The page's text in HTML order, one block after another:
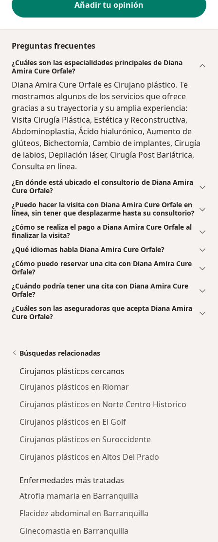
Añadir tu opinión
Preguntas frecuentes
¿Cuáles son las especialidades principales de Diana
Amira Cure Orfale?
Diana Amira Cure Orfale es Cirujano plástico. Te
mostramos algunos de los servicios que ofrece
gracias a su trayectoria y su amplia experiencia:
Visita Cirugía Plástica, Estética y Reconstructiva,
Abdominoplastia, Ácido hialurónico, Aumento de
glúteos, Bichectomía, Cambio de implantes, Cirugía
de labios, Depilación láser, Cirugía Post Bariátrica,
Consulta en línea.
¿En dónde está ubicado el consultorio de Diana Amira
Cure Orfale?
¿Puedo hacer la visita con Diana Amira Cure Orfale en
línea, sin tener que desplazarme hasta su consultorio?
¿Cómo se realiza el pago a Diana Amira Cure Orfale al
finalizar la visita?
¿Qué idiomas habla Diana Amira Cure Orfale?
¿Cómo puedo reservar una cita con Diana Amira Cure
Orfale?
¿Cuándo podría tener una cita con Diana Amira Cure
Orfale?
¿Cuáles son las aseguradoras que acepta Diana Amira
Cure Orfale?
Búsquedas relacionadas
Cirujanos plásticos cercanos
Cirujanos plásticos en Riomar
Cirujanos plásticos en Norte Centro Historico
Cirujanos plásticos en El Golf
Cirujanos plásticos en Suroccidente
Cirujanos plásticos en Altos Del Prado
Enfermedades más tratadas
Atrofia mamaria en Barranquilla
Flacidez abdominal en Barranquilla
Ginecomastia en Barranquilla